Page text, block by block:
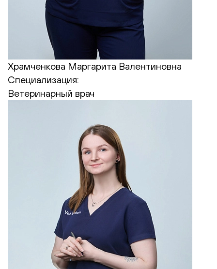
Храмченкова Маргарита Валентиновна
Специализация:
Ветеринарный врач